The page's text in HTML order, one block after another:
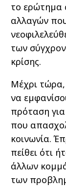
το ερώτημα
αλλαγών
των
κρίσης.
Μέχρι τώρα,
να
πρόταση
που
κοινωνία.
πείθει ότι
άλλων
των